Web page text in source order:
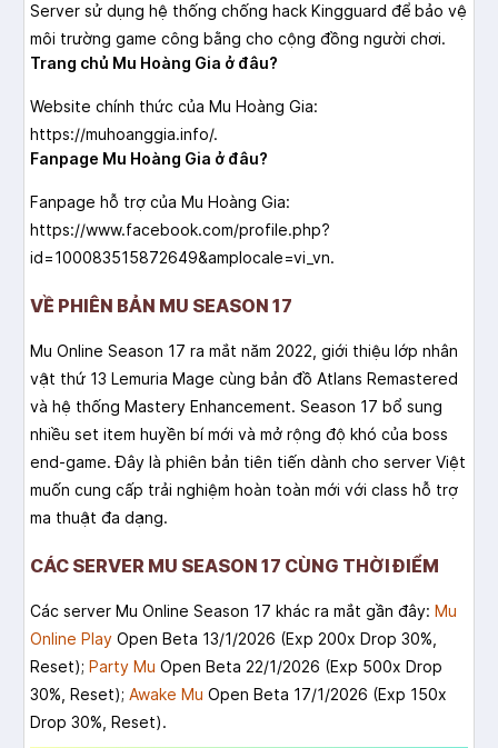
Server sử dụng hệ thống chống hack Kingguard để bảo vệ
môi trường game công bằng cho cộng đồng người chơi.
Trang chủ Mu Hoàng Gia ở đâu?
Website chính thức của Mu Hoàng Gia:
https://muhoanggia.info/.
Fanpage Mu Hoàng Gia ở đâu?
Fanpage hỗ trợ của Mu Hoàng Gia:
https://www.facebook.com/profile.php?
id=100083515872649&amplocale=vi_vn.
VỀ PHIÊN BẢN MU SEASON 17
Mu Online Season 17 ra mắt năm 2022, giới thiệu lớp nhân
vật thứ 13 Lemuria Mage cùng bản đồ Atlans Remastered
và hệ thống Mastery Enhancement. Season 17 bổ sung
nhiều set item huyền bí mới và mở rộng độ khó của boss
end-game. Đây là phiên bản tiên tiến dành cho server Việt
muốn cung cấp trải nghiệm hoàn toàn mới với class hỗ trợ
ma thuật đa dạng.
CÁC SERVER MU SEASON 17 CÙNG THỜI ĐIỂM
Các server Mu Online Season 17 khác ra mắt gần đây: Mu
Online Play Open Beta 13/1/2026 (Exp 200x Drop 30%,
Reset); Party Mu Open Beta 22/1/2026 (Exp 500x Drop
30%, Reset); Awake Mu Open Beta 17/1/2026 (Exp 150x
Drop 30%, Reset).